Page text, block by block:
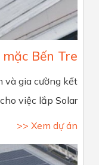
Bến Tre
và gia cường kết
việc lắp Solar
>> Xem dự án